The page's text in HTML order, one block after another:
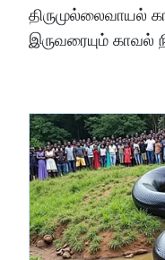
திருமுல்லைவாயல்
இருவரையும் காவல்